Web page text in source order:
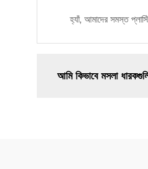
হ্যাঁ, আমাদের সমস্ত
আমি কিভাবে মসলা